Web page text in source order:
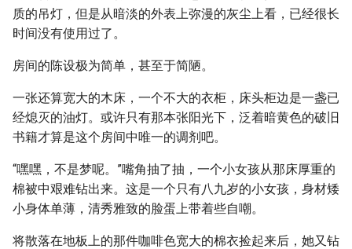
质的吊灯，但是从暗淡的外表上弥漫的灰尘上看，已经很长
时间没有使用过了。
房间的陈设极为简单，甚至于简陋。
一张还算宽大的木床，一个不大的衣柜，床头柜边是一盏已
经熄灭的油灯。或许只有那本张阳光下，泛着暗黄色的破旧
书籍才算是这个房间中唯一的调剂吧。
“嘿嘿，不是梦呢。”嘴角抽了抽，一个小女孩从那床厚重的
棉被中艰难钻出来。这是一个只有八九岁的小女孩，身材矮
小身体单薄，清秀雅致的脸蛋上带着些自嘲。
将散落在地板上的那件咖啡色宽大的棉衣捡起来后，她又钻